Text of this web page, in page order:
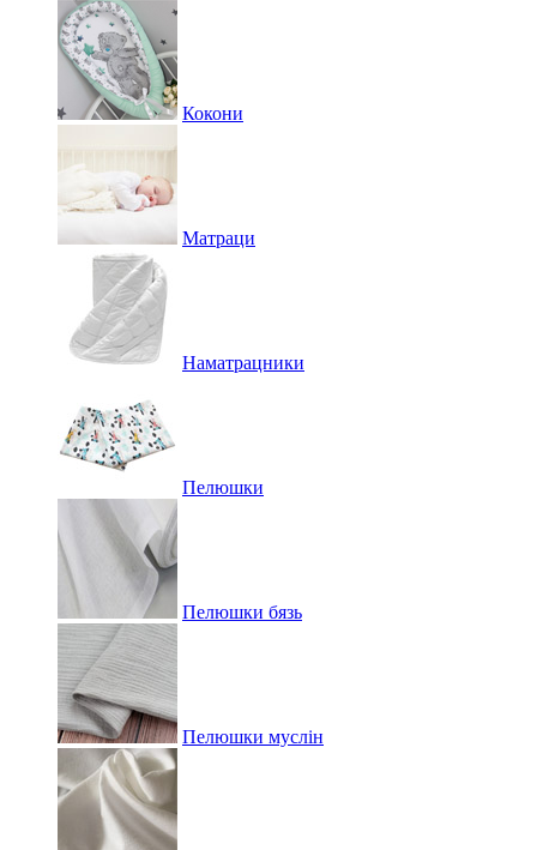
Кокони
Матраци
Наматрацники
Пелюшки
Пелюшки бязь
Пелюшки муслін